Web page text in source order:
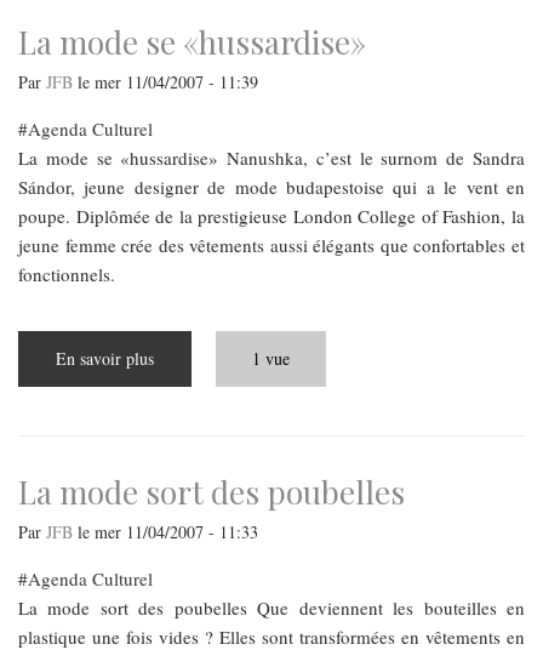
La mode se «hussardise»
Par JFB le mer 11/04/2007 - 11:39
Agenda Culturel
La mode se «hussardise» Nanushka, c’est le surnom de Sandra
Sándor, jeune designer de mode budapestoise qui a le vent en
poupe. Diplômée de la prestigieuse London College of Fashion, la
jeune femme crée des vêtements aussi élégants que confortables et
fonctionnels.
En savoir plus
mode
1 vue
La mode sort des poubelles
Par JFB le mer 11/04/2007 - 11:33
Agenda Culturel
La mode sort des poubelles Que deviennent les bouteilles en
plastique une fois vides ? Elles sont transformées en vêtements en